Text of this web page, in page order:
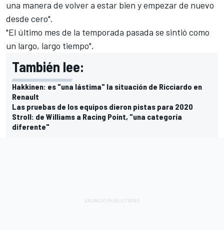
una manera de volver a estar bien y empezar de nuevo
desde cero".
"El último mes de la temporada pasada se sintió como
un largo, largo tiempo".
También lee:
Hakkinen: es "una lástima" la situación de Ricciardo en
Renault
Las pruebas de los equipos dieron pistas para 2020
Stroll: de Williams a Racing Point, "una categoría
diferente"